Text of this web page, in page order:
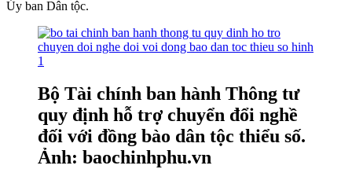
Ủy ban Dân tộc.
Bộ Tài chính ban hành Thông tư
quy định hỗ trợ chuyển đổi nghề
đối với đồng bào dân tộc thiểu số.
Ảnh: baochinhphu.vn